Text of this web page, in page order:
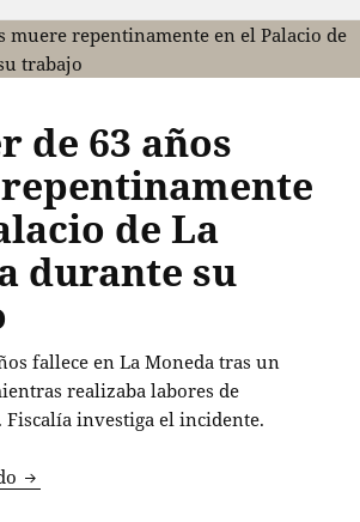
de 63 años
de La
durante su
fallece en La Moneda tras un
realizaba labores de
investiga el incidente.
Gásfiter de 63 años muere